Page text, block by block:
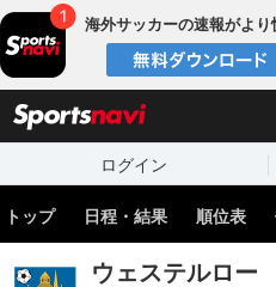
海外サッカーの速報がより
ログイン
トップ 日程・結果 順位表
ウェステルロー